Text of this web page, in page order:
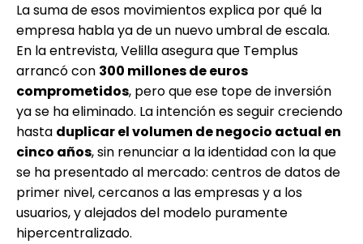
La suma de esos movimientos explica por qué la
empresa habla ya de un nuevo umbral de escala.
En la entrevista, Velilla asegura que Templus
arrancó con 300 millones de euros
comprometidos, pero que ese tope de inversión
ya se ha eliminado. La intención es seguir creciendo
hasta duplicar el volumen de negocio actual en
cinco años, sin renunciar a la identidad con la que
se ha presentado al mercado: centros de datos de
primer nivel, cercanos a las empresas y a los
usuarios, y alejados del modelo puramente
hipercentralizado.